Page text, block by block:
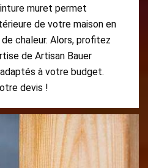
muret permet
de votre maison en
chaleur. Alors, profitez
de Artisan Bauer
à votre budget.
devis !